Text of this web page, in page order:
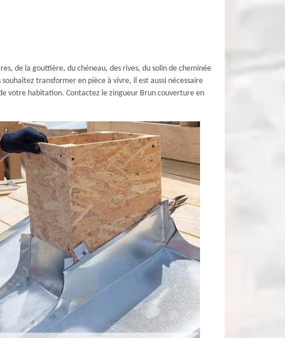
de la gouttière, du chéneau, des rives, du solin de cheminée
transformer en pièce à vivre, il est aussi nécessaire
votre habitation. Contactez le zingueur Brun couverture en